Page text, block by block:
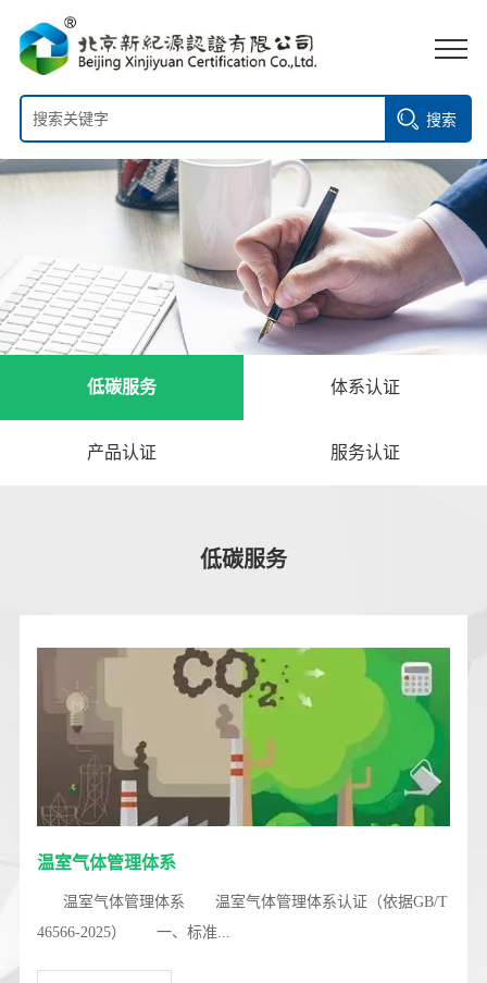
搜索
低碳服务 体系认证
产品认证 服务认证
低碳服务
温室气体管理体系
温室气体管理体系 温室气体管理体系认证（依据GB/T
46566-2025） 一、标准...